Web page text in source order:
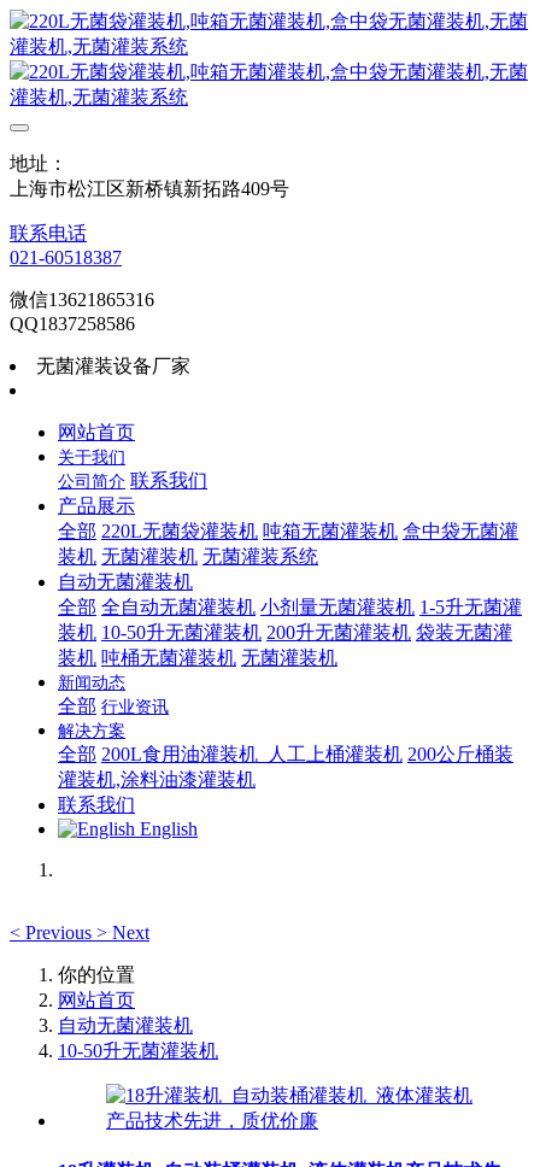
地址：
上海市松江区新桥镇新拓路409号
联系电话
021-60518387
微信13621865316
QQ1837258586
无菌灌装设备厂家
网站首页
关于我们
公司简介 联系我们
产品展示
全部 220L无菌袋灌装机 吨箱无菌灌装机 盒中袋无菌灌
装机 无菌灌装机 无菌灌装系统
自动无菌灌装机
全部 全自动无菌灌装机 小剂量无菌灌装机 1-5升无菌灌
装机 10-50升无菌灌装机 200升无菌灌装机 袋装无菌灌
装机 吨桶无菌灌装机 无菌灌装机
新闻动态
全部 行业资讯
解决方案
全部 200L食用油灌装机_人工上桶灌装机 200公斤桶装
灌装机,涂料油漆灌装机
联系我们
English
< Previous > Next
你的位置
网站首页
自动无菌灌装机
10-50升无菌灌装机